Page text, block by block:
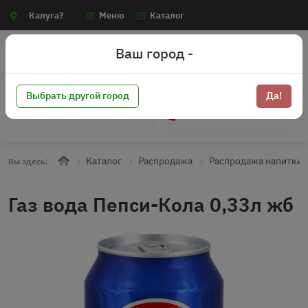
Калуга? Меню Каталог
Вы здесь: Каталог Распродажа Распродажа напитки
Газ вода Пепси-Кола 0,33л жб
Ваш город -
Выбрать другой город Да!